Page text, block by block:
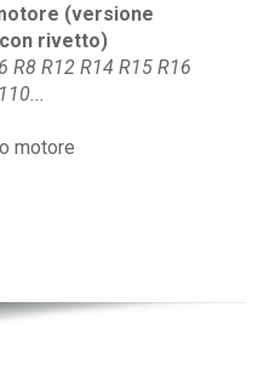
(versione
con rivetto)
R8 R12 R14 R15 R16
motore